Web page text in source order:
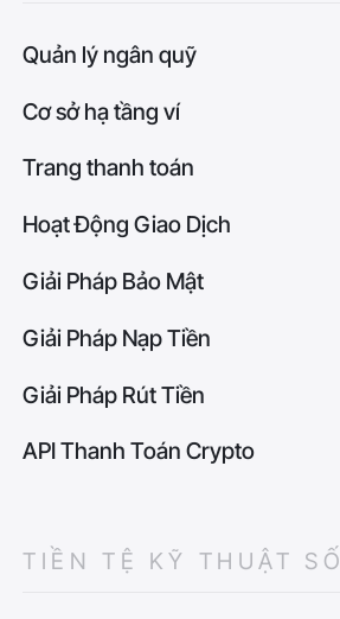
Quản lý ngân quỹ
Cơ sở hạ tầng ví
Trang thanh toán
Hoạt Động Giao Dịch
Giải Pháp Bảo Mật
Giải Pháp Nạp Tiền
Giải Pháp Rút Tiền
API Thanh Toán Crypto
TIỀN TỆ KỸ THUẬT SỐ